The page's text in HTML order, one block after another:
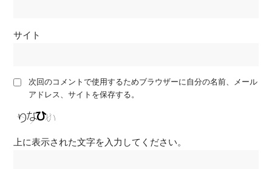
サイト
次回のコメントで使用するためブラウザーに自分の名前、メール
アドレス、サイトを保存する。
上に表示された文字を入力してください。